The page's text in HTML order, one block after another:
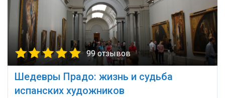
99 отзывов
Шедевры Прадо: жизнь и судьба
испанских художников